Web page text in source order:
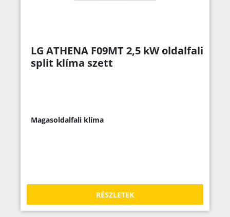
LG ATHENA F09MT 2,5 kW oldalfali
split klíma szett
Magasoldalfali klíma
RÉSZLETEK